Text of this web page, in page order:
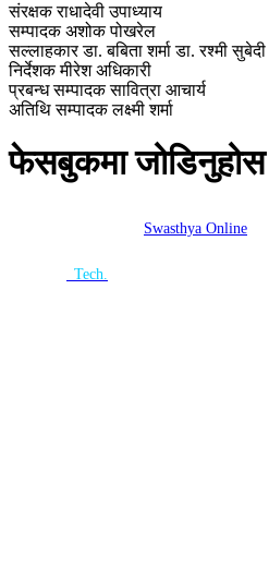
संरक्षकराधादेवी उपाध्याय
सम्पादकअशोक पोखरेल
सल्लाहकार डा. बबिता शर्माडा. रश्मी सुबेदी
निर्देशक मीरेश अधिकारी
प्रबन्ध सम्पादक सावित्रा आचार्य
अतिथि सम्पादकलक्ष्मी शर्मा
फेसबुकमा जोडिनुहोस
Swasthya Online
Tech.